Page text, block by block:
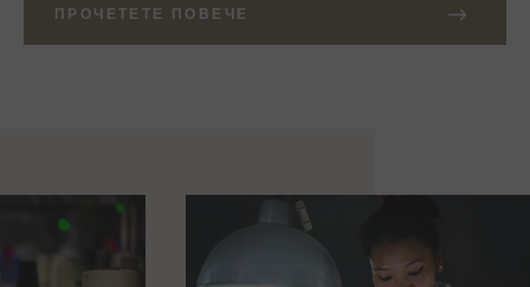
ПРОЧЕТЕТЕ ПОВЕЧЕ